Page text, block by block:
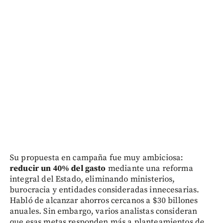
Su propuesta en campaña fue muy ambiciosa:
reducir un 40% del gasto mediante una reforma
integral del Estado, eliminando ministerios,
burocracia y entidades consideradas innecesarias.
Habló de alcanzar ahorros cercanos a $30 billones
anuales. Sin embargo, varios analistas consideran